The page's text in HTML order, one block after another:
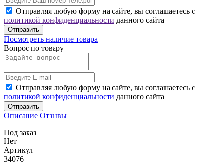
Отправляя любую форму на сайте, вы соглашаетесь с
политикой конфиденциальности данного сайта
Отправить
Посмотреть наличие товара
Вопрос по товару
Отправляя любую форму на сайте, вы соглашаетесь с
политикой конфиденциальности данного сайта
Отправить
Описание Отзывы
Под заказ
Нет
Артикул
34076